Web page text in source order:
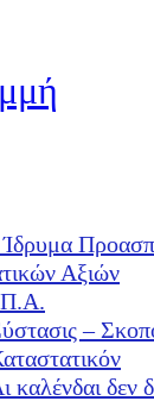
Αξιών
–
καλένδαι δεν